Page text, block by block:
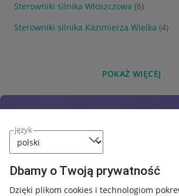
język
Dbamy o Twoją prywatność
Dzięki plikom cookies i technologiom
Sterowniki silnika Włoszczowa (6)
Sterowniki silnika Kazimierza Wielka (4)
POKAŻ WIĘCEJ